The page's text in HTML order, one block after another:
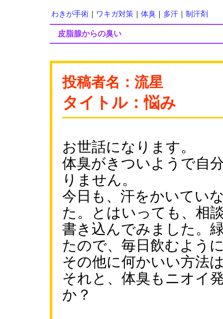
わきが手術 ワキガ対策 体臭 多汗 制汗剤
皮脂腺からの臭い
投稿者名：流星
タイトル：悩み
お世話になります。
体臭がきついようで自
りません。
今日も、汗をかいてい
た。とはいっても、相
書き込んでみました。
たので、毎日飲むよう
その他に何かいい方法
それと、体臭もニオイ
か？